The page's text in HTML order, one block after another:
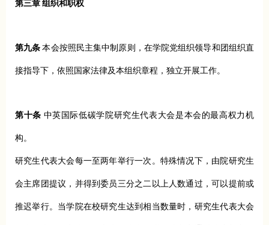
第三章 组织和职权
第九条 本会按照民主集中制原则，在学院党组织领导和团组织直
接指导下，依照国家法律及本组织章程，独立开展工作。
第十条 中英国际低碳学院研究生代表大会是本会的最高权力机
构。
研究生代表大会每一至两年举行一次。特殊情况下，由院研究生
会主席团提议，并得到委员三分之二以上人数通过，可以提前或
推迟举行。当学院在校研究生达到相当数量时，研究生代表大会